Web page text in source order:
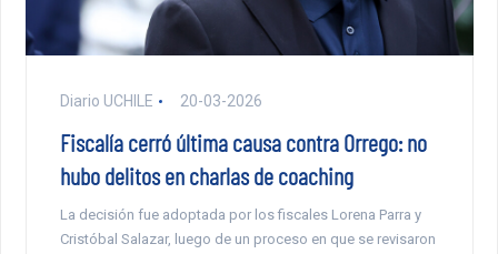
Diario UCHILE 20-03-2026
Fiscalía cerró última causa contra Orrego: no
hubo delitos en charlas de coaching
La decisión fue adoptada por los fiscales Lorena Parra y
Cristóbal Salazar, luego de un proceso en que se revisaron